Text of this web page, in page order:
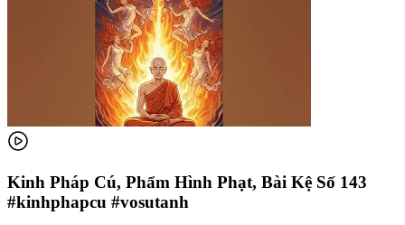
Kinh Pháp Cú, Phẩm Hình Phạt, Bài Kệ Số 143
#kinhphapcu #vosutanh